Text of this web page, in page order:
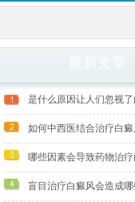
是什么原因让人们忽视
如何中西医结合治疗白癜
哪些因素会导致药物治
盲目治疗白癜风会造成哪